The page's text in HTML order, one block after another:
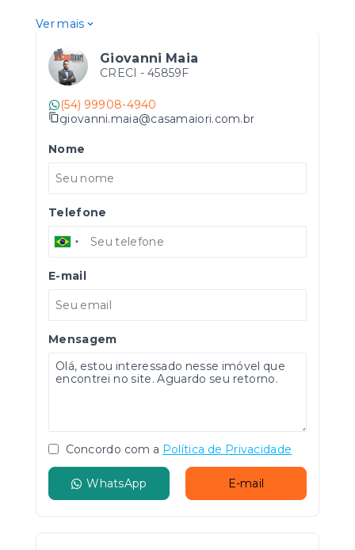
Ver mais
Giovanni Maia
CRECI - 45859F
(54) 99908-4940
giovanni.maia@casamaiori.com.br
Nome
Telefone
E-mail
Mensagem
Concordo com a Política de Privacidade
WhatsApp E-mail